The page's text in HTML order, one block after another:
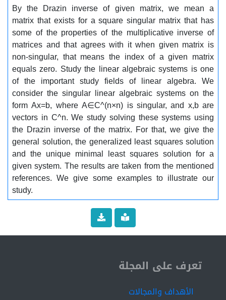
By the Drazin inverse of given matrix, we mean a
matrix that exists for a square singular matrix that has
some of the properties of the multiplicative inverse of
matrices and that agrees with it when given matrix is
non-singular, that means the index of a given matrix
equals zero. Study the linear algebraic systems is one
of the important study fields of linear algebra. We
consider the singular linear algebraic systems on the
form Ax=b, where A∈C^(n×n) is singular, and x,b are
vectors in C^n. We study solving these systems using
the Drazin inverse of the matrix. For that, we give the
general solution, the generalized least squares solution
and the unique minimal least squares solution for a
given system. The results are taken from the mentioned
references. We give some examples to illustrate our
study.
ISSN 2519-9854
تعرف على المجلة
الأهداف والمجالات